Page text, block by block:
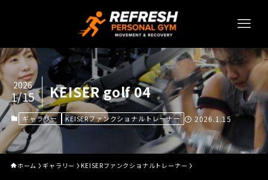
KEISER golf 04
2026
1/15
ギャラリー KEISERファンクショナルトレーナー 2026.1.15
ホーム ギャラリー KEISERファンクショナルトレーナー